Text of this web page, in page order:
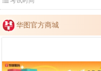
华图官方商城